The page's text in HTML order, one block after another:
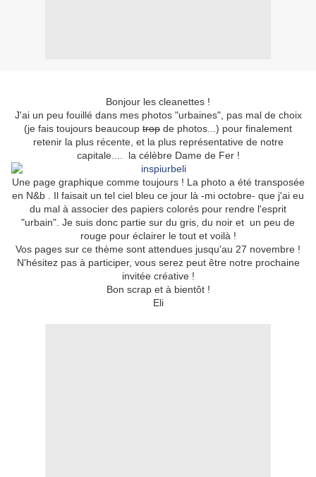
Bonjour les cleanettes !
J'ai un peu fouillé dans mes photos "urbaines", pas mal de choix
(je fais toujours beaucoup trop de photos...) pour finalement
retenir la plus récente, et la plus représentative de notre
capitale.... la célèbre Dame de Fer !
Une page graphique comme toujours ! La photo a été transposée
en N&b . Il faisait un tel ciel bleu ce jour là -mi octobre- que j'ai eu
du mal à associer des papiers colorés pour rendre l'esprit
"urbain". Je suis donc partie sur du gris, du noir et un peu de
rouge pour éclairer le tout et voilà !
Vos pages sur ce thème sont attendues jusqu'au 27 novembre !
N'hésitez pas à participer, vous serez peut être notre prochaine
invitée créative !
Bon scrap et à bientôt !
Eli